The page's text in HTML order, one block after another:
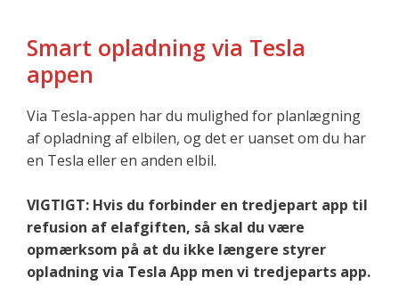
Smart opladning via Tesla
appen
Via Tesla-appen har du mulighed for planlægning
af opladning af elbilen, og det er uanset om du har
en Tesla eller en anden elbil.
VIGTIGT: Hvis du forbinder en tredjepart app til
refusion af elafgiften, så skal du være
opmærksom på at du ikke længere styrer
opladning via Tesla App men vi tredjeparts app.